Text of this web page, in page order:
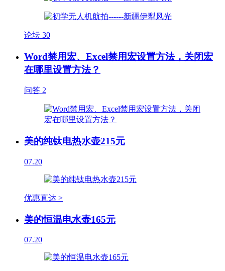
论坛 30
Word禁用宏、Excel禁用宏设置方法，关闭宏
在哪里设置方法？
问答 2
美的纯钛电热水壶215元
07.20
优惠直达 >
美的恒温电水壶165元
07.20